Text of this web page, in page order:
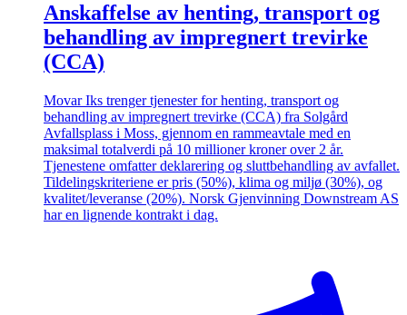
Anskaffelse av henting, transport og
behandling av impregnert trevirke
(CCA)
Movar Iks trenger tjenester for henting, transport og
behandling av impregnert trevirke (CCA) fra Solgård
Avfallsplass i Moss, gjennom en rammeavtale med en
maksimal totalverdi på 10 millioner kroner over 2 år.
Tjenestene omfatter deklarering og sluttbehandling av avfallet.
Tildelingskriteriene er pris (50%), klima og miljø (30%), og
kvalitet/leveranse (20%). Norsk Gjenvinning Downstream AS
har en lignende kontrakt i dag.